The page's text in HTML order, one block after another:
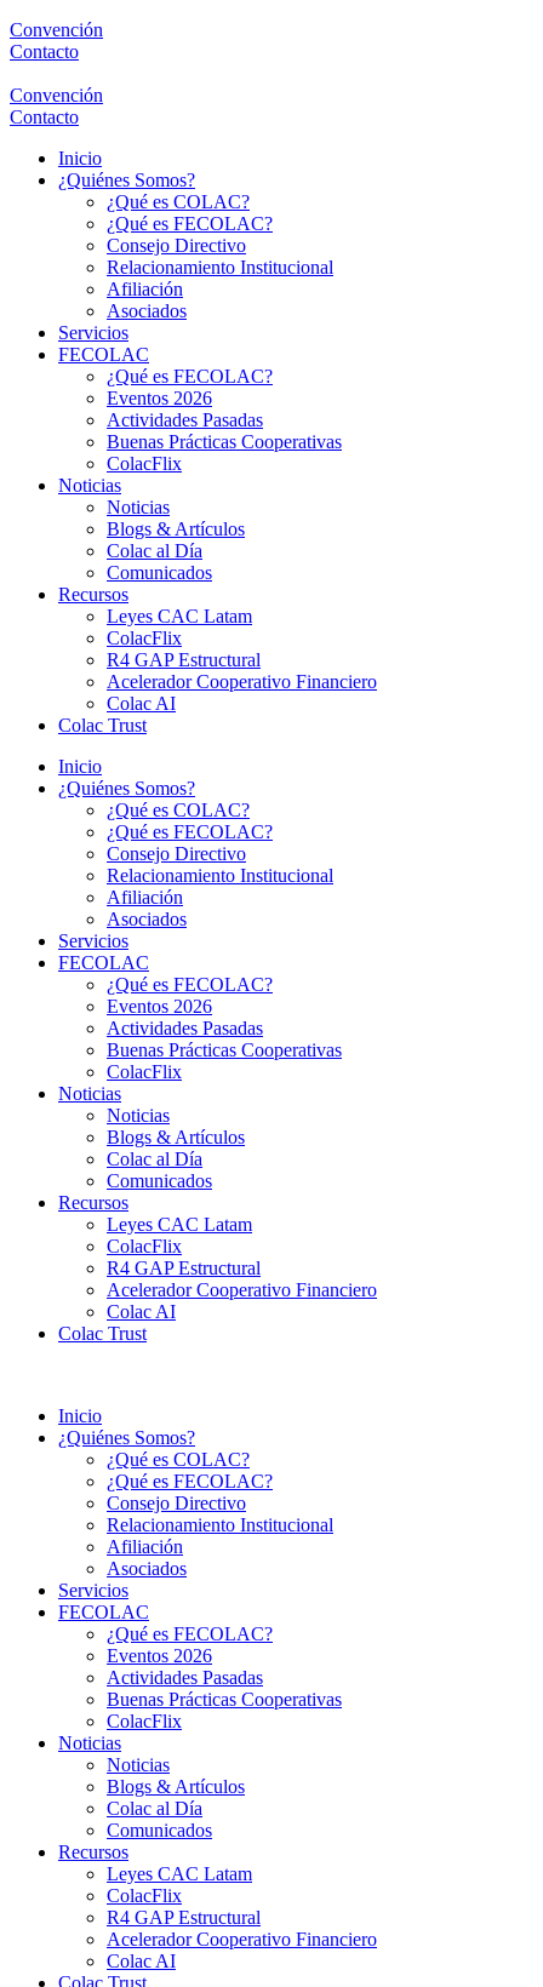
Convención
Contacto
Convención
Contacto
Inicio
¿Quiénes Somos?
¿Qué es COLAC?
¿Qué es FECOLAC?
Consejo Directivo
Relacionamiento Institucional
Afiliación
Asociados
Servicios
FECOLAC
¿Qué es FECOLAC?
Eventos 2026
Actividades Pasadas
Buenas Prácticas Cooperativas
ColacFlix
Noticias
Noticias
Blogs & Artículos
Colac al Día
Comunicados
Recursos
Leyes CAC Latam
ColacFlix
R4 GAP Estructural
Acelerador Cooperativo Financiero
Colac AI
Colac Trust
Inicio
¿Quiénes Somos?
¿Qué es COLAC?
¿Qué es FECOLAC?
Consejo Directivo
Relacionamiento Institucional
Afiliación
Asociados
Servicios
FECOLAC
¿Qué es FECOLAC?
Eventos 2026
Actividades Pasadas
Buenas Prácticas Cooperativas
ColacFlix
Noticias
Noticias
Blogs & Artículos
Colac al Día
Comunicados
Recursos
Leyes CAC Latam
ColacFlix
R4 GAP Estructural
Acelerador Cooperativo Financiero
Colac AI
Colac Trust
Inicio
¿Quiénes Somos?
¿Qué es COLAC?
¿Qué es FECOLAC?
Consejo Directivo
Relacionamiento Institucional
Afiliación
Asociados
Servicios
FECOLAC
¿Qué es FECOLAC?
Eventos 2026
Actividades Pasadas
Buenas Prácticas Cooperativas
ColacFlix
Noticias
Noticias
Blogs & Artículos
Colac al Día
Comunicados
Recursos
Leyes CAC Latam
ColacFlix
R4 GAP Estructural
Acelerador Cooperativo Financiero
Colac AI
Colac Trust